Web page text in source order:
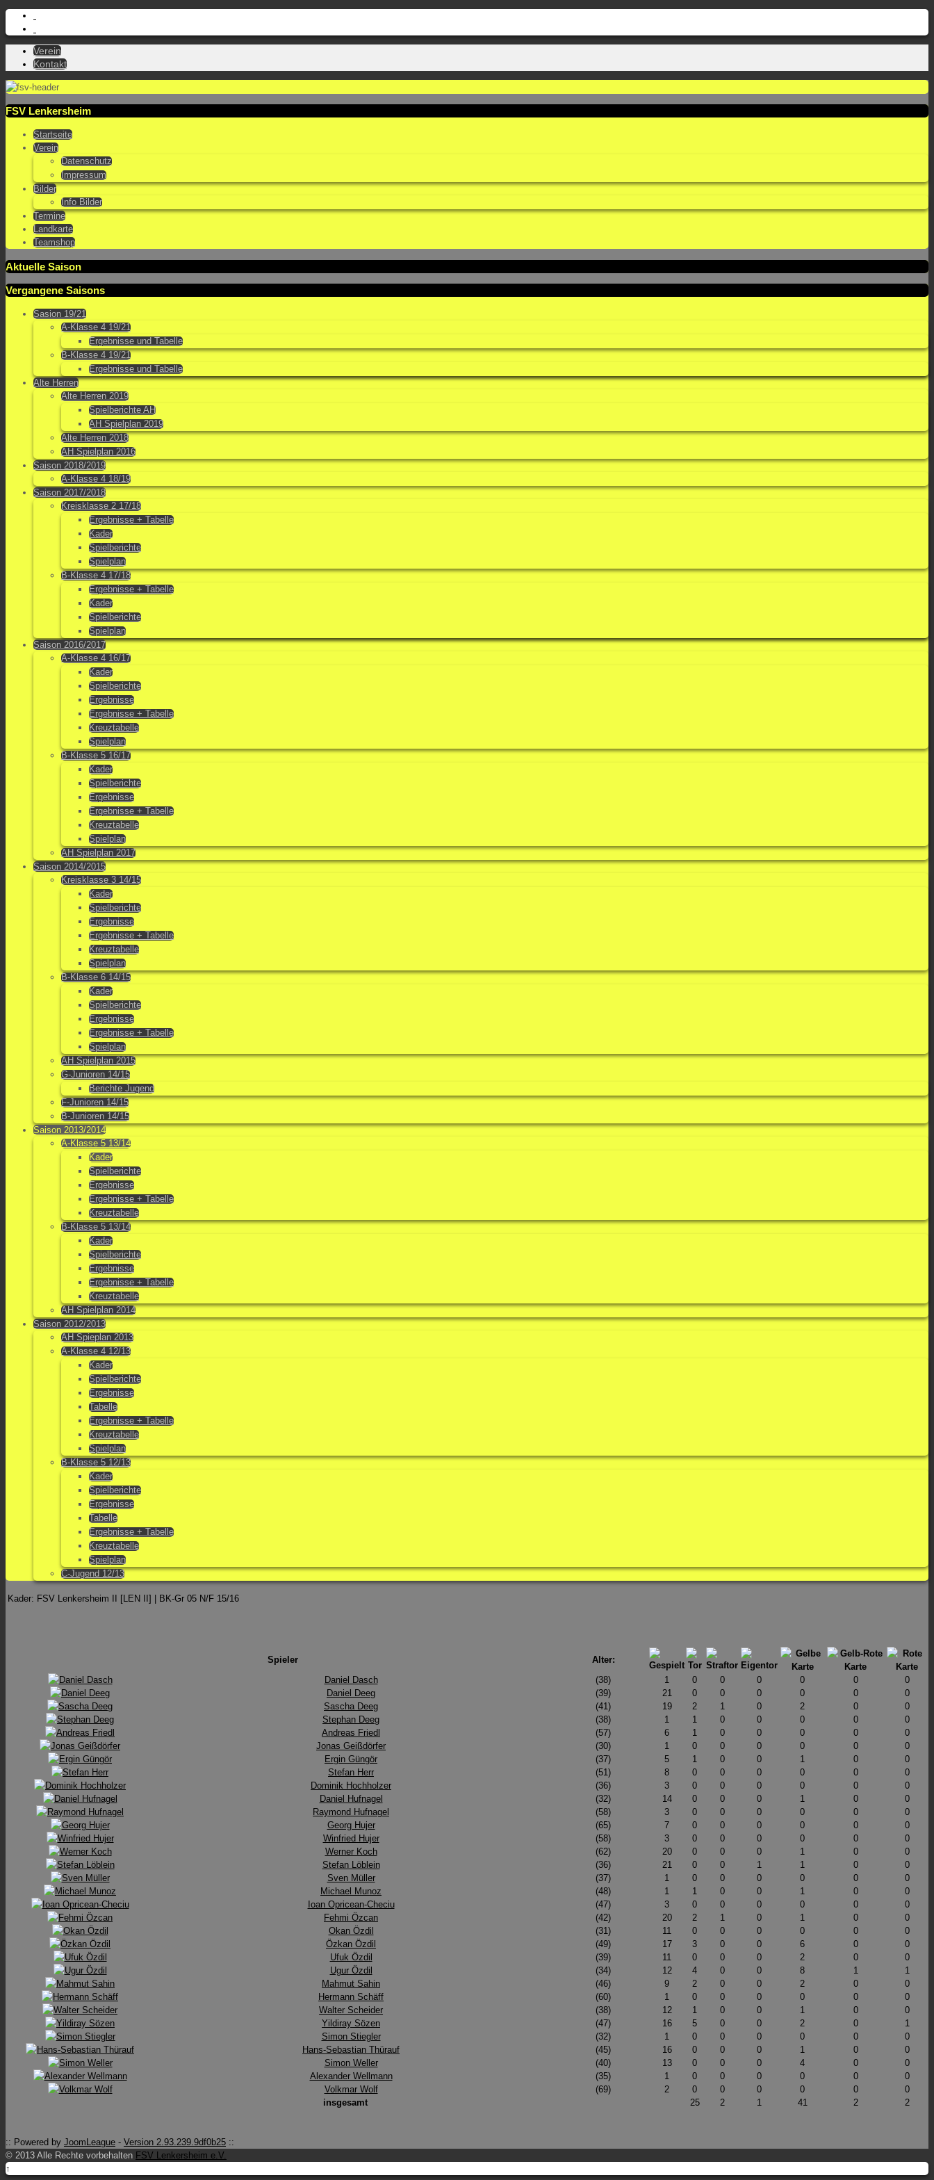
Verein
Kontakt
FSV Lenkersheim
Startseite
Verein
Datenschutz
Impressum
Bilder
Info Bilder
Termine
Landkarte
Teamshop
Aktuelle Saison
Vergangene Saisons
Sasion 19/21
A-Klasse 4 19/21
Ergebnisse und Tabelle
B-Klasse 4 19/21
Ergebnisse und Tabelle
Alte Herren
Alte Herren 2019
Spielberichte AH
AH Spielplan 2019
Alte Herren 2018
AH Spielplan 2016
Saison 2018/2019
A-Klasse 4 18/19
Saison 2017/2018
Kreisklasse 2 17/18
Ergebnisse + Tabelle
Kader
Spielberichte
Spielplan
B-Klasse 4 17/18
Ergebnisse + Tabelle
Kader
Spielberichte
Spielplan
Saison 2016/2017
A-Klasse 4 16/17
Kader
Spielberichte
Ergebnisse
Ergebnisse + Tabelle
Kreuztabelle
Spielplan
B-Klasse 5 16/17
Kader
Spielberichte
Ergebnisse
Ergebnisse + Tabelle
Kreuztabelle
Spielplan
AH Spielplan 2017
Saison 2014/2015
Kreisklasse 3 14/15
Kader
Spielberichte
Ergebnisse
Ergebnisse + Tabelle
Kreuztabelle
Spielplan
B-Klasse 6 14/15
Kader
Spielberichte
Ergebnisse
Ergebnisse + Tabelle
Spielplan
AH Spielplan 2015
G-Junioren 14/15
Berichte Jugend
F-Junioren 14/15
B-Junioren 14/15
Saison 2013/2014
A-Klasse 5 13/14
Kader
Spielberichte
Ergebnisse
Ergebnisse + Tabelle
Kreuztabelle
B-Klasse 5 13/14
Kader
Spielberichte
Ergebnisse
Ergebnisse + Tabelle
Kreuztabelle
AH Spielplan 2014
Saison 2012/2013
AH Spieplan 2013
A-Klasse 4 12/13
Kader
Spielberichte
Ergebnisse
Tabelle
Ergebnisse + Tabelle
Kreuztabelle
Spielplan
B-Klasse 5 12/13
Kader
Spielberichte
Ergebnisse
Tabelle
Ergebnisse + Tabelle
Kreuztabelle
Spielplan
C-Jugend 12/13
Kader: FSV Lenkersheim II [LEN II] | BK-Gr 05 N/F 15/16
Spieler
Alter:
Daniel Dasch
(38) 1 0 0 0 0 0
0
Daniel Deeg
(39) 21 0 0 0 0 0
0
Sascha Deeg
(41) 19 2 1 0 2 0
0
Stephan Deeg
(38) 1 1 0 0 0 0
0
Andreas Friedl
(57) 6 1 0 0 0 0
0
Jonas Geißdörfer
(30) 1 0 0 0 0 0
0
Ergin Güngör
(37) 5 1 0 0 1 0
0
Stefan Herr
(51) 8 0 0 0 0 0
0
Dominik Hochholzer
(36) 3 0 0 0 0 0
0
Daniel Hufnagel
(32) 14 0 0 0 1 0
0
Raymond Hufnagel
(58) 3 0 0 0 0 0
0
Georg Hujer
(65) 7 0 0 0 0 0
0
Winfried Hujer
(58) 3 0 0 0 0 0
0
Werner Koch
(62) 20 0 0 0 1 0
0
Stefan Löblein
(36) 21 0 0 1 1 0
0
Sven Müller
(37) 1 0 0 0 0 0
0
Michael Munoz
(48) 1 1 0 0 1 0
0
Ioan Opricean-Checiu
(47) 3 0 0 0 0 0
0
Fehmi Özcan
(42) 20 2 1 0 1 0
0
Okan Özdil
(31) 11 0 0 0 0 0
0
Özkan Özdil
(49) 17 3 0 0 6 0
0
Ufuk Özdil
(39) 11 0 0 0 2 0
0
Ugur Özdil
(34) 12 4 0 0 8 1
1
Mahmut Sahin
(46) 9 2 0 0 2 0
0
Hermann Schäff
(60) 1 0 0 0 0 0
0
Walter Scheider
(38) 12 1 0 0 1 0
0
Yildiray Sözen
(47) 16 5 0 0 2 0
1
Simon Stiegler
(32) 1 0 0 0 0 0
0
Hans-Sebastian Thürauf
(45) 16 0 0 0 1 0
0
Simon Weller
(40) 13 0 0 0 4 0
0
Alexander Wellmann
(35) 1 0 0 0 0 0
0
Volkmar Wolf
(69) 2 0 0 0 0 0
0
insgesamt
25 2 1 41 2 2
:: Powered by JoomLeague - Version 2.93.239.9df0b25 ::
© 2013 Alle Rechte vorbehalten FSV Lenkersheim e.V.
↑